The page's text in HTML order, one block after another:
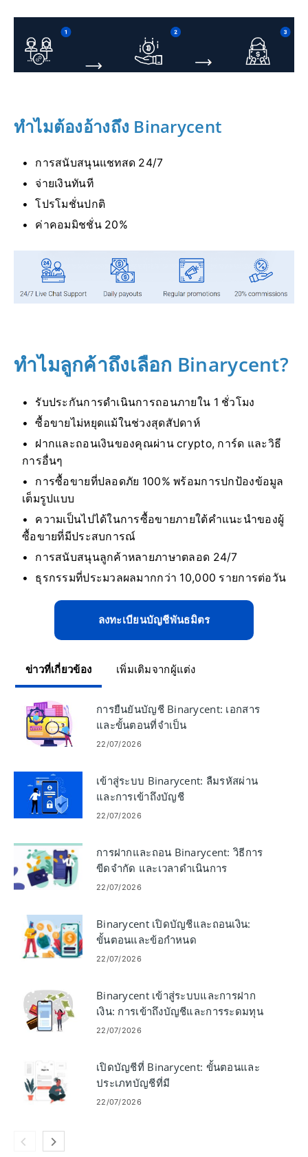
ทำไมต้องอ้างถึง Binarycent
การสนับสนุนแชทสด 24/7
จ่ายเงินทันที
โปรโมชั่นปกติ
ค่าคอมมิชชั่น 20%
ทำไมลูกค้าถึงเลือก Binarycent?
รับประกันการดำเนินการถอนภายใน 1 ชั่วโมง
ซื้อขายไม่หยุดแม้ในช่วงสุดสัปดาห์
ฝากและถอนเงินของคุณผ่าน crypto, การ์ด และวิธี
การอื่นๆ
การซื้อขายที่ปลอดภัย 100% พร้อมการปกป้องข้อมูล
เต็มรูปแบบ
ความเป็นไปได้ในการซื้อขายภายใต้คำแนะนำของผู้
ซื้อขายที่มีประสบการณ์
การสนับสนุนลูกค้าหลายภาษาตลอด 24/7
ธุรกรรมที่ประมวลผลมากกว่า 10,000 รายการต่อวัน
ลงทะเบียนบัญชีพันธมิตร
ข่าวที่เกี่ยวข้อง เพิ่มเติมจากผู้แต่ง
การยืนยันบัญชี Binarycent: เอกสาร
และขั้นตอนที่จำเป็น
22/07/2026
เข้าสู่ระบบ Binarycent: ลืมรหัสผ่าน
และการเข้าถึงบัญชี
22/07/2026
การฝากและถอน Binarycent: วิธีการ
ขีดจำกัด และเวลาดำเนินการ
22/07/2026
Binarycent เปิดบัญชีและถอนเงิน:
ขั้นตอนและข้อกำหนด
22/07/2026
Binarycent เข้าสู่ระบบและการฝาก
เงิน: การเข้าถึงบัญชีและการระดมทุน
22/07/2026
เปิดบัญชีที่ Binarycent: ขั้นตอนและ
ประเภทบัญชีที่มี
22/07/2026